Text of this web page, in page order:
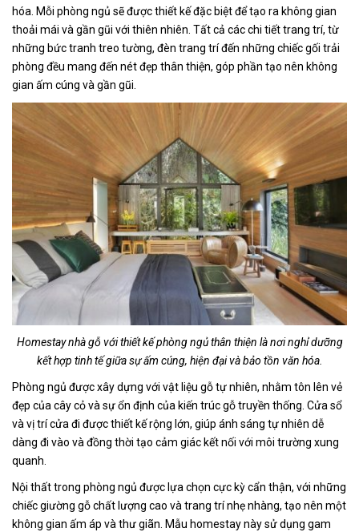
hóa. Mỗi phòng ngủ sẽ được thiết kế đặc biệt để tạo ra không gian
thoải mái và gần gũi với thiên nhiên. Tất cả các chi tiết trang trí, từ
những bức tranh treo tường, đèn trang trí đến những chiếc gối trải
phòng đều mang đến nét đẹp thân thiện, góp phần tạo nên không
gian ấm cúng và gần gũi.
Homestay nhà gỗ với thiết kế phòng ngủ thân thiện là nơi nghỉ dưỡng
kết hợp tinh tế giữa sự ấm cúng, hiện đại và bảo tồn văn hóa.
Phòng ngủ được xây dựng với vật liệu gỗ tự nhiên, nhằm tôn lên vẻ
đẹp của cây cỏ và sự ổn định của kiến trúc gỗ truyền thống. Cửa sổ
và vị trí cửa đi được thiết kế rộng lớn, giúp ánh sáng tự nhiên dễ
dàng đi vào và đồng thời tạo cảm giác kết nối với môi trường xung
quanh.
Nội thất trong phòng ngủ được lựa chọn cực kỳ cẩn thận, với những
chiếc giường gỗ chất lượng cao và trang trí nhẹ nhàng, tạo nên một
không gian ấm áp và thư giãn. Mẫu homestay này sử dụng gam